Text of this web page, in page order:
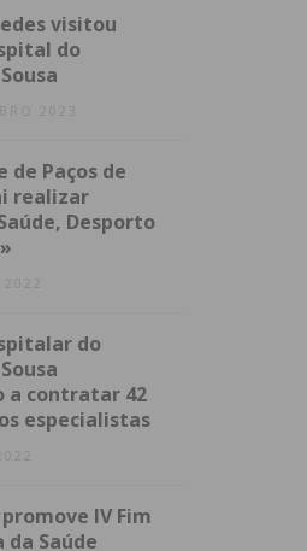
visitou
do
2023
de Paços de
realizar
Desporto
do
a contratar 42
especialistas
promove IV Fim
da Saúde